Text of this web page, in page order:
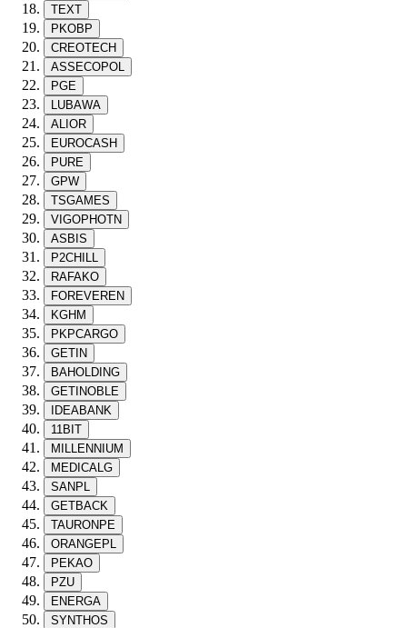
TEXT
PKOBP
CREOTECH
ASSECOPOL
PGE
LUBAWA
ALIOR
EUROCASH
PURE
GPW
TSGAMES
VIGOPHOTN
ASBIS
P2CHILL
RAFAKO
FOREVEREN
KGHM
PKPCARGO
GETIN
BAHOLDING
GETINOBLE
IDEABANK
11BIT
MILLENNIUM
MEDICALG
SANPL
GETBACK
TAURONPE
ORANGEPL
PEKAO
PZU
ENERGA
SYNTHOS